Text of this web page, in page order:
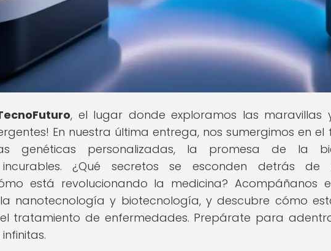
, el lugar donde exploramos las maravillas
En nuestra última entrega, nos sumergimos en
genéticas personalizadas, la promesa de la
incurables. ¿Qué secretos se esconden detrás de
está revolucionando la medicina? Acompáñanos
nanotecnología y biotecnología, y descubre cómo
tratamiento de enfermedades. Prepárate para